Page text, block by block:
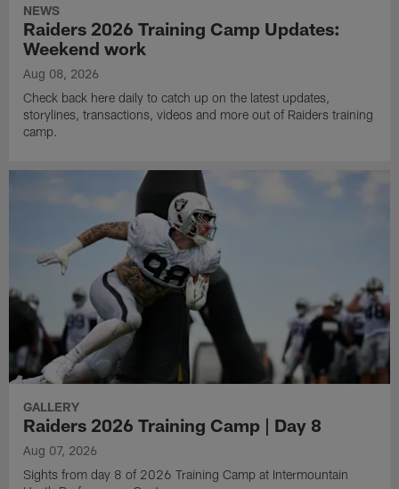
NEWS
Raiders 2026 Training Camp Updates:
Weekend work
Aug 08, 2026
Check back here daily to catch up on the latest updates,
storylines, transactions, videos and more out of Raiders training
camp.
GALLERY
Raiders 2026 Training Camp | Day 8
Aug 07, 2026
Sights from day 8 of 2026 Training Camp at Intermountain